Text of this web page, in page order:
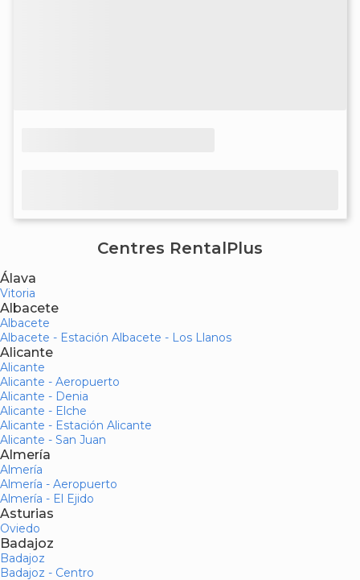
Centres RentalPlus
Álava
Vitoria
Albacete
Albacete
Albacete - Estación Albacete - Los Llanos
Alicante
Alicante
Alicante - Aeropuerto
Alicante - Denia
Alicante - Elche
Alicante - Estación Alicante
Alicante - San Juan
Almería
Almería
Almería - Aeropuerto
Almería - El Ejido
Asturias
Oviedo
Badajoz
Badajoz
Badajoz - Centro